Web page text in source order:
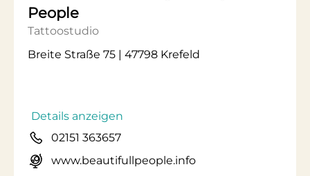
People
Tattoostudio
Breite Straße 75 | 47798 Krefeld
Details anzeigen
02151 363657
www.beautifullpeople.info